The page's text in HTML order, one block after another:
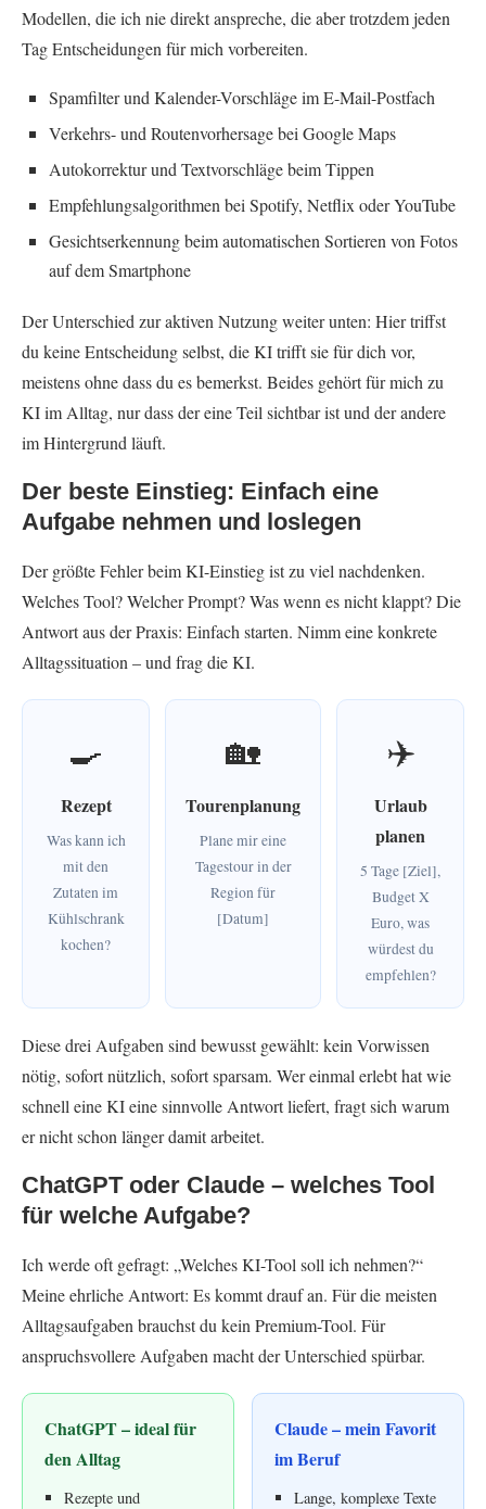
Modellen, die ich nie direkt anspreche, die aber trotzdem jeden
Tag Entscheidungen für mich vorbereiten.
Spamfilter und Kalender-Vorschläge im E-Mail-Postfach
Verkehrs- und Routenvorhersage bei Google Maps
Autokorrektur und Textvorschläge beim Tippen
Empfehlungsalgorithmen bei Spotify, Netflix oder YouTube
Gesichtserkennung beim automatischen Sortieren von Fotos
auf dem Smartphone
Der Unterschied zur aktiven Nutzung weiter unten: Hier triffst
du keine Entscheidung selbst, die KI trifft sie für dich vor,
meistens ohne dass du es bemerkst. Beides gehört für mich zu
KI im Alltag, nur dass der eine Teil sichtbar ist und der andere
im Hintergrund läuft.
Der beste Einstieg: Einfach eine
Aufgabe nehmen und loslegen
Der größte Fehler beim KI-Einstieg ist zu viel nachdenken.
Welches Tool? Welcher Prompt? Was wenn es nicht klappt? Die
Antwort aus der Praxis: Einfach starten. Nimm eine konkrete
Alltagssituation – und frag die KI.
🍳
Rezept
Was kann ich
mit den
Zutaten im
Kühlschrank
kochen?
🏡
Tourenplanung
Plane mir eine
Tagestour in der
Region für
[Datum]
✈️
Urlaub
planen
5 Tage [Ziel],
Budget X
Euro, was
würdest du
empfehlen?
Diese drei Aufgaben sind bewusst gewählt: kein Vorwissen
nötig, sofort nützlich, sofort sparsam. Wer einmal erlebt hat wie
schnell eine KI eine sinnvolle Antwort liefert, fragt sich warum
er nicht schon länger damit arbeitet.
ChatGPT oder Claude – welches Tool
für welche Aufgabe?
Ich werde oft gefragt: „Welches KI-Tool soll ich nehmen?“
Meine ehrliche Antwort: Es kommt drauf an. Für die meisten
Alltagsaufgaben brauchst du kein Premium-Tool. Für
anspruchsvollere Aufgaben macht der Unterschied spürbar.
ChatGPT – ideal für
den Alltag
Rezepte und
Claude – mein Favorit
im Beruf
Lange, komplexe Texte